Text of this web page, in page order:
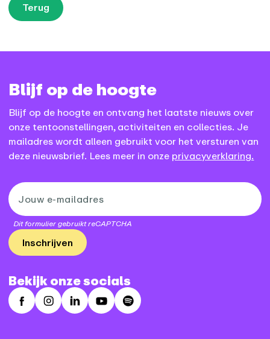
Terug
Blijf op de hoogte
Blijf op de hoogte en ontvang het laatste nieuws over
onze tentoonstellingen, activiteiten en collecties. Je
mailadres wordt alleen gebruikt voor het versturen van
deze nieuwsbrief. Lees meer in onze privacyverklaring.
Dit formulier gebruikt reCAPTCHA
Inschrijven
Bekijk onze socials
FacebookInstagram
LinkedInYoutubeSpotify